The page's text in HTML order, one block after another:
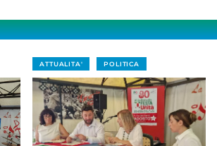
ATTUALITA' POLITICA